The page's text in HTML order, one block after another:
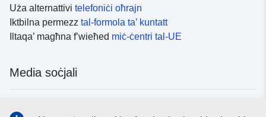
Uża alternattivi telefoniċi oħrajn
Iktbilna permezz tal-formola ta’ kuntatt
Iltaqa’ magħna f’wieħed miċ-ċentri tal-UE
Media soċjali